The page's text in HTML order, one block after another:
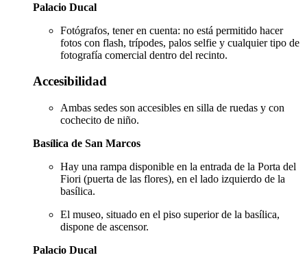
Palacio Ducal
Fotógrafos, tener en cuenta: no está permitido hacer
fotos con flash, trípodes, palos selfie y cualquier tipo de
fotografía comercial dentro del recinto.
Accesibilidad
Ambas sedes son accesibles en silla de ruedas y con
cochecito de niño.
Basílica de San Marcos
Hay una rampa disponible en la entrada de la Porta del
Fiori (puerta de las flores), en el lado izquierdo de la
basílica.
El museo, situado en el piso superior de la basílica,
dispone de ascensor.
Palacio Ducal